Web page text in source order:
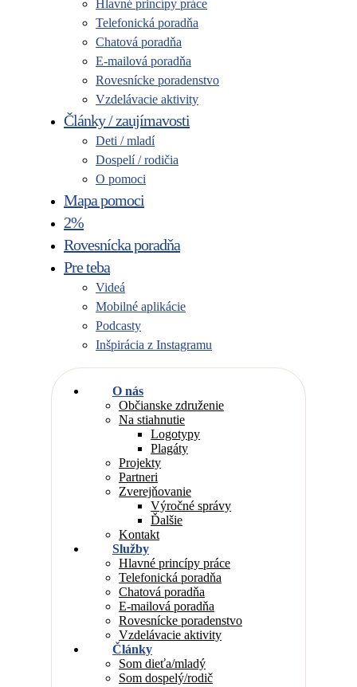
Hlavné princípy práce
Telefonická poradňa
Chatová poradňa
E-mailová poradňa
Rovesnícke poradenstvo
Vzdelávacie aktivity
Články / zaujímavosti
Deti / mladí
Dospelí / rodičia
O pomoci
Mapa pomoci
2%
Rovesnícka poradňa
Pre teba
Videá
Mobilné aplikácie
Podcasty
Inšpirácia z Instagramu
O nás
Občianske združenie
Na stiahnutie
Logotypy
Plagáty
Projekty
Partneri
Zverejňovanie
Výročné správy
Ďalšie
Kontakt
Služby
Hlavné princípy práce
Telefonická poradňa
Chatová poradňa
E-mailová poradňa
Rovesnícke poradenstvo
Vzdelávacie aktivity
Články
Som dieťa/mladý
Som dospelý/rodič